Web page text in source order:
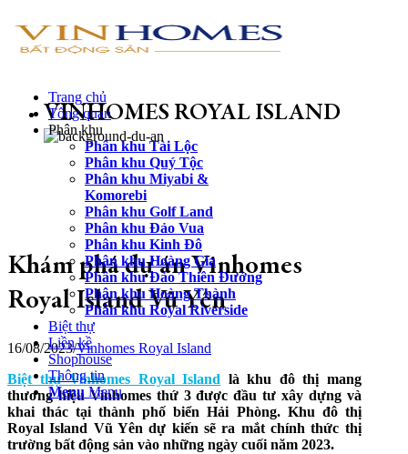
Trang chủ
Tổng quan
Phân khu
Phân khu Tài Lộc
Phân khu Quý Tộc
Phân khu Miyabi &
Komorebi
Phân khu Golf Land
Phân khu Đảo Vua
Phân khu Kinh Đô
Phân khu Hoàng Gia
Phân khu Đảo Thiên Đường
Phân khu Hoàng Thành
Phân khu Royal Riverside
Biệt thự
Liền kề
Shophouse
Thông tin
Menu Menu
VINHOMES ROYAL ISLAND
Khám phá dự án Vinhomes
Royal Island Vũ Yên
16/08/2023/Vinhomes Royal Island
Biệt thự Vinhomes Royal Island là khu đô thị mang
thương hiệu Vinhomes thứ 3 được đầu tư xây dựng và
khai thác tại thành phố biển Hải Phòng. Khu đô thị
Royal Island Vũ Yên dự kiến ​​sẽ ra mắt chính thức thị
trường bất động sản vào những ngày cuối năm 2023.